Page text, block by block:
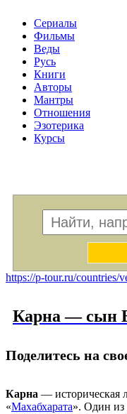
Сериалы
Фильмы
Веды
Русь
Книги
Авторы
Мантры
Отношения
Эзотерика
Курсы
https://p-tour.ru/countries/
Карна — сын
Поделитесь на
Карна — историческая
«Махабхарата». Один из